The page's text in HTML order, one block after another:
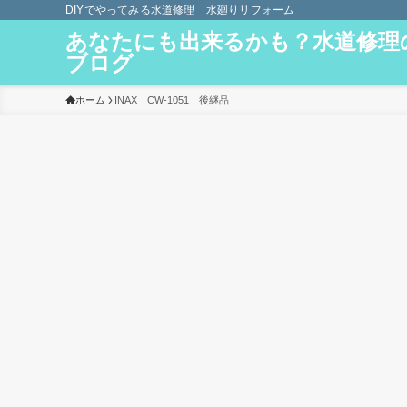
DIYでやってみる水道修理 水廻りリフォーム
あなたにも出来るかも？水道修理
ブログ
ホーム INAX CW-1051 後継品